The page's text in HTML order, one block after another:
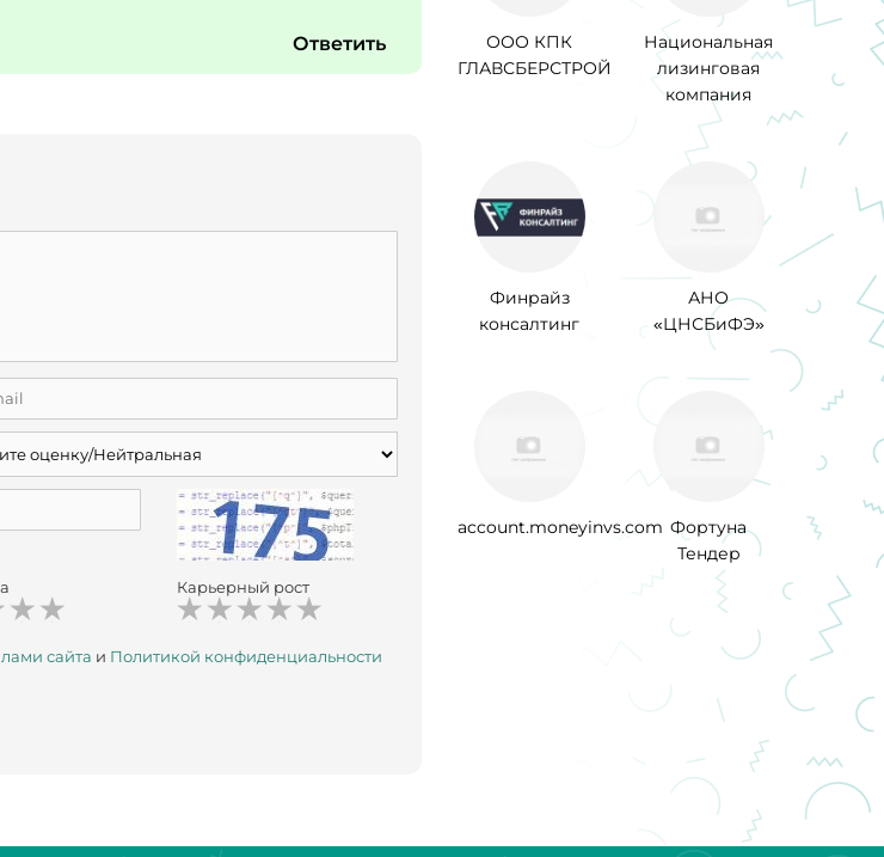
Ответить
Карьерный рост
сайта и Политикой конфиденциальности
ООО КПК
ГЛАВСБЕРСТРОЙ
Национальная
лизинговая
компания
Финрайз
консалтинг
АНО
«ЦНСБиФЭ»
account.moneyinvs.com Фортуна
Тендер